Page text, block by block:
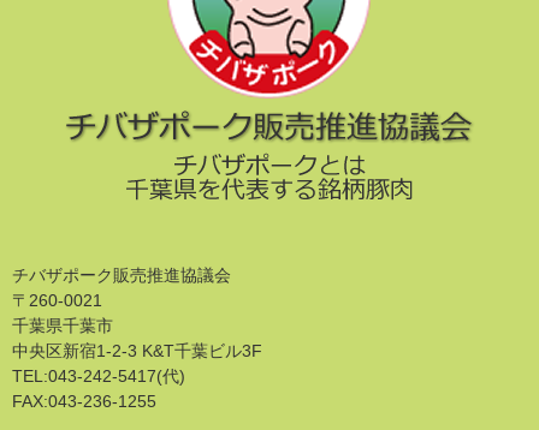
チバザポーク販売推進協議会
〒260-0021
千葉県千葉市
中央区新宿1-2-3 K&T千葉ビル3F
TEL:043-242-5417(代)
FAX:043-236-1255